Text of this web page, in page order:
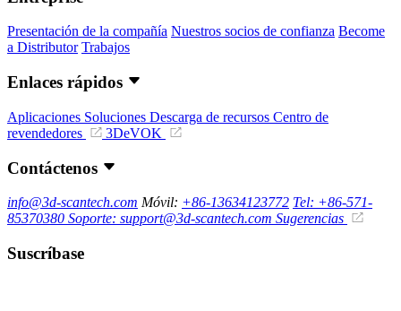
Presentación de la compañía Nuestros socios de confianza Become
a Distributor Trabajos
Enlaces rápidos
Aplicaciones Soluciones Descarga de recursos Centro de
revendedores
3DeVOK
Contáctenos
info@3d-scantech.com Móvil: +86-13634123772 Tel: +86-571-
85370380 Soporte: support@3d-scantech.com Sugerencias
Suscríbase